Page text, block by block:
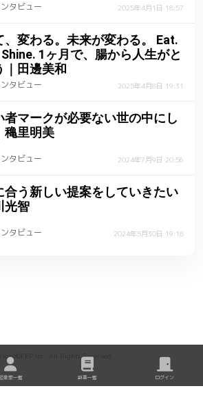
タビュー 2025年4月1日 18:57
、変わる。未来が変わる。 Eat.
1ヶ月で、腸から人生がと
｜田邊美和
タビュー 2025年4月8日 19:31
者マークが必要ない世の中にし
穐里明美
タビュー 2024年7月9日 20:56
合う新しい提案をしていきたい
光智
タビュー 2024年5月30日 19:18
Inc. All Rights Reserved.
業家一覧 記事一覧 ログイン